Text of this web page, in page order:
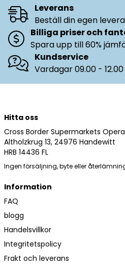
Leverans
Beställ din egen
Billiga priser och
Spara upp till 60%
Kundservice
Vardagar 09.00 - 12.00
Hitta oss
Cross Border Supermarkets
Altholzkrug 13, 24976 Handewitt
HRB 14436 FL
Ingen försäljning, byte eller
Information
FAQ
blogg
Handelsvillkor
Integritetspolicy
Frakt och leverans